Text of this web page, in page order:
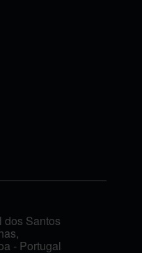
dos Santos
- Portugal